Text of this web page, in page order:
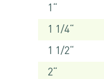
1“
1 1/4“
1 1/2“
2“